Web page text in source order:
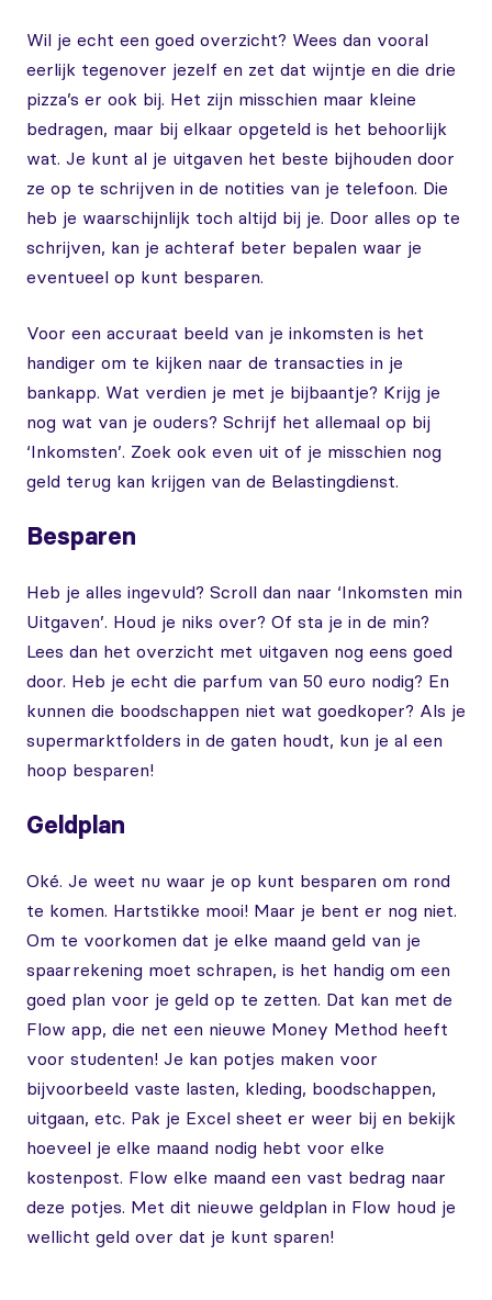
Wil je echt een goed overzicht? Wees dan vooral
eerlijk tegenover jezelf en zet dat wijntje en die drie
pizza’s er ook bij. Het zijn misschien maar kleine
bedragen, maar bij elkaar opgeteld is het behoorlijk
wat. Je kunt al je uitgaven het beste bijhouden door
ze op te schrijven in de notities van je telefoon. Die
heb je waarschijnlijk toch altijd bij je. Door alles op te
schrijven, kan je achteraf beter bepalen waar je
eventueel op kunt besparen.
Voor een accuraat beeld van je inkomsten is het
handiger om te kijken naar de transacties in je
bankapp. Wat verdien je met je bijbaantje? Krijg je
nog wat van je ouders? Schrijf het allemaal op bij
‘Inkomsten’. Zoek ook even uit of je misschien nog
geld terug kan krijgen van de Belastingdienst.
Besparen
Heb je alles ingevuld? Scroll dan naar ‘Inkomsten min
Uitgaven’. Houd je niks over? Of sta je in de min?
Lees dan het overzicht met uitgaven nog eens goed
door. Heb je echt die parfum van 50 euro nodig? En
kunnen die boodschappen niet wat goedkoper? Als je
supermarktfolders in de gaten houdt, kun je al een
hoop besparen!
Geldplan
Oké. Je weet nu waar je op kunt besparen om rond
te komen. Hartstikke mooi! Maar je bent er nog niet.
Om te voorkomen dat je elke maand geld van je
spaarrekening moet schrapen, is het handig om een
goed plan voor je geld op te zetten. Dat kan met de
Flow app, die net een nieuwe Money Method heeft
voor studenten! Je kan potjes maken voor
bijvoorbeeld vaste lasten, kleding, boodschappen,
uitgaan, etc. Pak je Excel sheet er weer bij en bekijk
hoeveel je elke maand nodig hebt voor elke
kostenpost. Flow elke maand een vast bedrag naar
deze potjes. Met dit nieuwe geldplan in Flow houd je
wellicht geld over dat je kunt sparen!